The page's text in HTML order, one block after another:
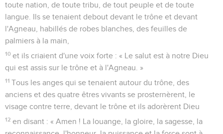
toute nation, de toute tribu, de tout peuple et de toute
langue. Ils se tenaient debout devant le trône et devant
l'Agneau, habillés de robes blanches, des feuilles de
palmiers à la main,
10 et ils criaient d'une voix forte : « Le salut est à notre Dieu
qui est assis sur le trône et à l'Agneau. »
11 Tous les anges qui se tenaient autour du trône, des
anciens et des quatre êtres vivants se prosternèrent, le
visage contre terre, devant le trône et ils adorèrent Dieu
12 en disant : « Amen ! La louange, la gloire, la sagesse, la